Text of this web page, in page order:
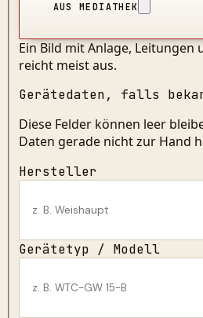
AUS MEDIATHEK
Ein Bild mit Anlage,
reicht meist aus.
Gerätedaten, falls
Diese Felder können leer
Daten gerade nicht zur Hand
Hersteller
Gerätetyp / Modell